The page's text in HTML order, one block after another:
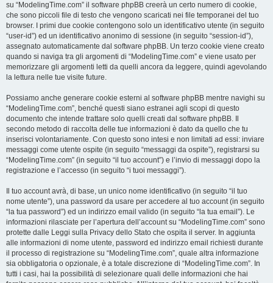
su “ModelingTime.com” il software phpBB creerà un certo numero di cookie,
che sono piccoli file di testo che vengono scaricati nei file temporanei del tuo
browser. I primi due cookie contengono solo un identificativo utente (in seguito
“user-id”) ed un identificativo anonimo di sessione (in seguito “session-id”),
assegnato automaticamente dal software phpBB. Un terzo cookie viene creato
quando si naviga tra gli argomenti di “ModelingTime.com” e viene usato per
memorizzare gli argomenti letti da quelli ancora da leggere, quindi agevolando
la lettura nelle tue visite future.
Possiamo anche generare cookie esterni al software phpBB mentre navighi su
“ModelingTime.com”, benché questi siano estranei agli scopi di questo
documento che intende trattare solo quelli creati dal software phpBB. Il
secondo metodo di raccolta delle tue informazioni è dato da quello che tu
inserisci volontariamente. Con questo sono intesi e non limitati ad essi: inviare
messaggi come utente ospite (in seguito “messaggi da ospite”), registrarsi su
“ModelingTime.com” (in seguito “il tuo account”) e l’invio di messaggi dopo la
registrazione e l’accesso (in seguito “i tuoi messaggi”).
Il tuo account avrà, di base, un unico nome identificativo (in seguito “il tuo
nome utente”), una password da usare per accedere al tuo account (in seguito
“la tua password”) ed un indirizzo email valido (in seguito “la tua email”). Le
informazioni rilasciate per l’apertura dell’account su “ModelingTime.com” sono
protette dalle Leggi sulla Privacy dello Stato che ospita il server. In aggiunta
alle informazioni di nome utente, password ed indirizzo email richiesti durante
il processo di registrazione su “ModelingTime.com”, quale altra informazione
sia obbligatoria o opzionale, è a totale discrezione di “ModelingTime.com”. In
tutti i casi, hai la possibilità di selezionare quali delle informazioni che hai